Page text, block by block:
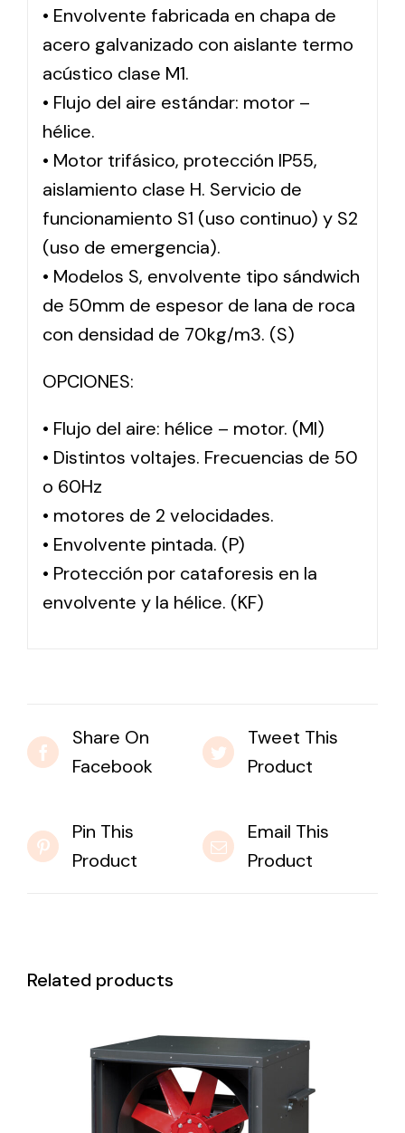
• Envolvente fabricada en chapa de
acero galvanizado con aislante termo
acústico clase M1.
• Flujo del aire estándar: motor –
hélice.
• Motor trifásico, protección IP55,
aislamiento clase H. Servicio de
funcionamiento S1 (uso continuo) y S2
(uso de emergencia).
• Modelos S, envolvente tipo sándwich
de 50mm de espesor de lana de roca
con densidad de 70kg/m3. (S)
OPCIONES:
• Flujo del aire: hélice – motor. (MI)
• Distintos voltajes. Frecuencias de 50
o 60Hz
• motores de 2 velocidades.
• Envolvente pintada. (P)
• Protección por cataforesis en la
envolvente y la hélice. (KF)
Share On
Facebook
Tweet This
Product
Pin This
Product
Email This
Product
Related products